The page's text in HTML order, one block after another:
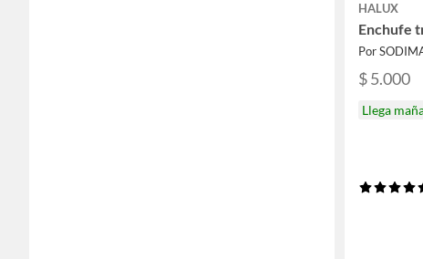
HALUX
Enchufe
Por
$ 5.000
Llega